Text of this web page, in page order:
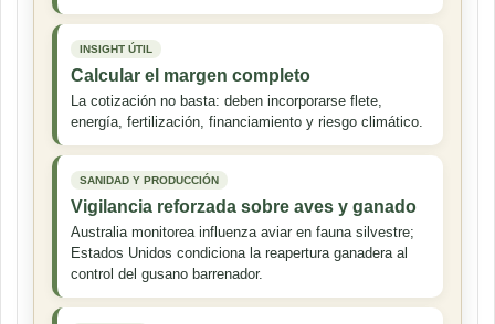
INSIGHT ÚTIL
Calcular el margen completo
La cotización no basta: deben incorporarse flete,
energía, fertilización, financiamiento y riesgo climático.
SANIDAD Y PRODUCCIÓN
Vigilancia reforzada sobre aves y ganado
Australia monitorea influenza aviar en fauna silvestre;
Estados Unidos condiciona la reapertura ganadera al
control del gusano barrenador.